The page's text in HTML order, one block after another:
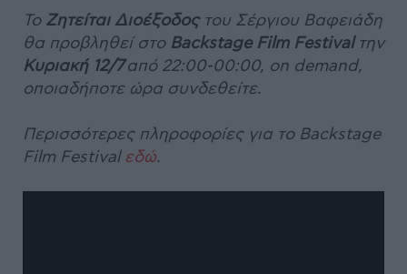
To Ζητείται Διοέξοδος του Σέργιου Βαφειάδη
θα προβληθεί στο Backstage Film Festivalτην
Κυριακή 12/7από 22:00-00:00, on demand,
οποιαδήποτε ώρα συνδεθείτε.
Περισσότερες πληροφορίες για το Backstage
Film Festivalεδώ.